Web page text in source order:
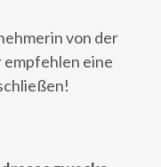
von der
eine